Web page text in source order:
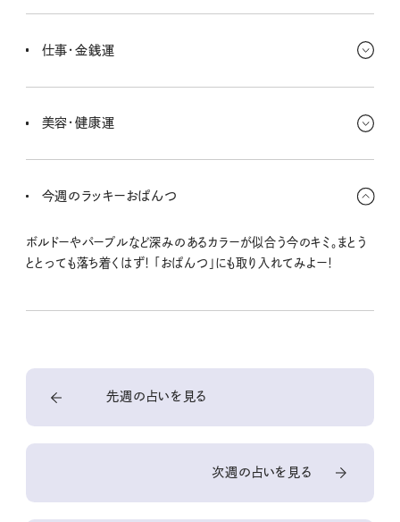
感謝しながら過ごしていると、とってもいいことがありそう。自分では
仕事・金銭運
れないし、見えないものかもしれない。でもとっても大切だから、財産
美容・健康運
にもグー！ 睡眠にも気を配ろー。疲れたときは、自炊をがんばるより
今週のラッキーおぱんつ
ボルドーやパープルなど深みのあるカラーが似合う今のキミ。まとう
ととっても落ち着くはず！ 「おぱんつ」にも取り入れてみよー！
先週の占いを見る
次週の占いを見る